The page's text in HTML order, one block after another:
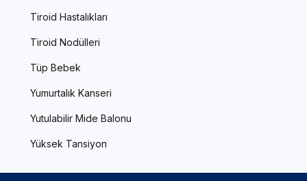
Tiroid Hastalıkları
Tiroid Nodülleri
Tüp Bebek
Yumurtalık Kanseri
Yutulabilir Mide Balonu
Yüksek Tansiyon